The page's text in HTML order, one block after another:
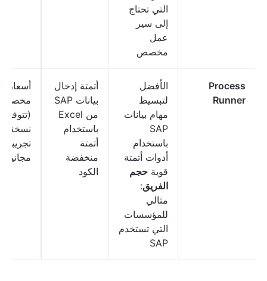
التي تحتاج
إلى سير
عمل
مخصص
Process
Runner
الأفضل
لتبسيط
مهام بيانات
SAP
باستخدام
أدوات أتمتة
قوية حجم
الفريق:
مثالي
للمؤسسات
التي تستخدم
SAP
أتمتة إدخال
بيانات SAP
من Excel
باستخدام
أتمتة
منخفضة
الكود
أسعار
(تتوفر
نسخة
تجريبية
مجانية)